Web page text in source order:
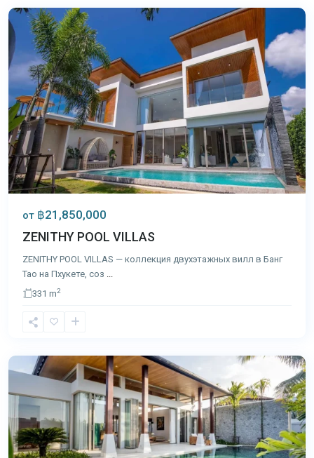
от ฿21,850,000
ZENITHY POOL VILLAS
ZENITHY POOL VILLAS — коллекция двухэтажных вилл в Банг
Тао на Пхукете, соз ...
331 m2
Тао,